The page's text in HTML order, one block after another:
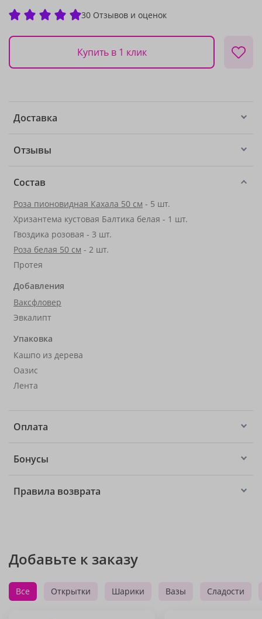
30 Отзывов и оценок
Купить в 1 клик
Доставка
Отзывы
Состав
Роза пионовидная Кахала 50 см - 5 шт.
Хризантема кустовая Балтика белая - 1 шт.
Гвоздика розовая - 3 шт.
Роза белая 50 см - 2 шт.
Протея
Добавления
Ваксфловер
Эвкалипт
Упаковка
Кашпо из дерева
Оазис
Лента
Оплата
Бонусы
Правила возврата
Добавьте к заказу
Все Открытки Шарики Вазы Сладости